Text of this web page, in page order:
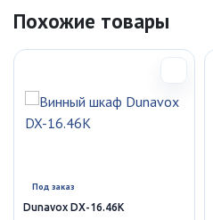
Похожие товары
Под заказ
Dunavox DX-16.46K